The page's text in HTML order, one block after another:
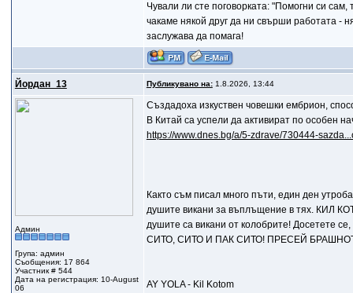
Чували ли сте поговорката: "Помогни си
чакаме някой друг да ни свърши работата -
заслужава да помага!
Йордан_13 Публикувано на:1.8.2026, 13:44
Админ
Група: админ
Съобщения: 17 864
Участник # 544
Дата на регистрация: 10-August
06
Създадоха изкуствен човешки ембрион,
В Китай са успели да активират по особен
https://www.dnes.bg/a/5-zdrave/730444-
Както съм писал много пъти, един ден
душите викани за въплъщение в тях. КИЛ
душите са викани от колобрите! Досетете
СИТО, СИТО И ПАК СИТО! ПРЕСЕЙ
AY YOLA - Kil Kotom